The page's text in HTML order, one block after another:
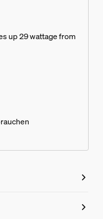
up 29 wattage from